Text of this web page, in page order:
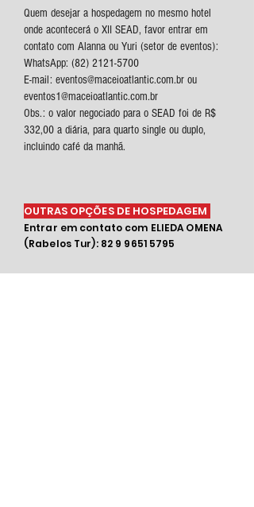
Quem desejar a hospedagem no mesmo hotel
onde acontecerá o XII SEAD, favor entrar em
contato com Alanna ou Yuri (setor de eventos):
WhatsApp: (82) 2121-5700
E-mail: eventos@maceioatlantic.com.br ou
eventos1@maceioatlantic.com.br
Obs.: o valor negociado para o SEAD foi de R$
332,00 a diária, para quarto single ou duplo,
incluindo café da manhã.
OUTRAS OPÇÕES DE HOSPEDAGEM
Entrar em contato com ELIEDA OMENA
(Rabelos Tur): 82 9 9651 5795